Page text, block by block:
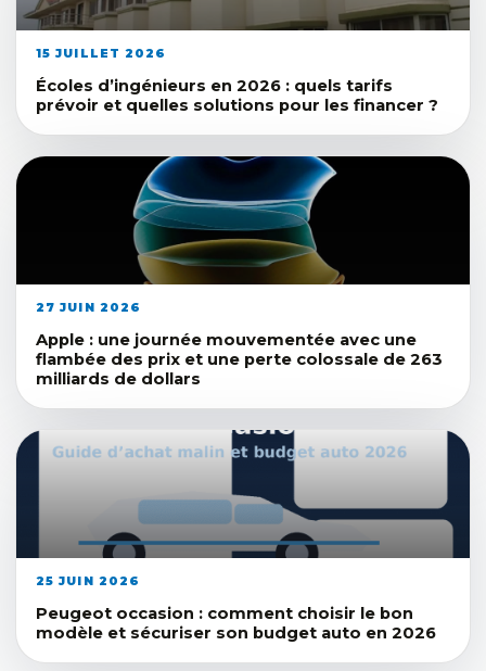
15 JUILLET 2026
Écoles d’ingénieurs en 2026 : quels tarifs
prévoir et quelles solutions pour les financer ?
27 JUIN 2026
Apple : une journée mouvementée avec une
flambée des prix et une perte colossale de 263
milliards de dollars
25 JUIN 2026
Peugeot occasion : comment choisir le bon
modèle et sécuriser son budget auto en 2026